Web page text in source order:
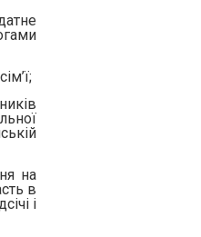
на
в
і